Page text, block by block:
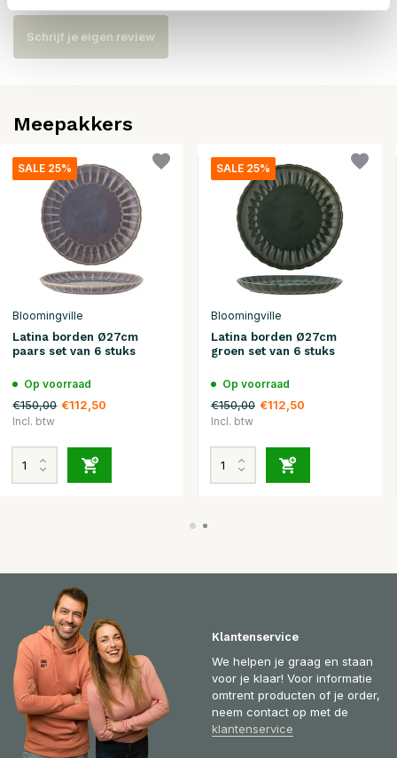
Schrijf je eigen review
Meepakkers
SALE 25%
Bloomingville
Latina borden Ø27cm
paars set van 6 stuks
Op voorraad
€150,00 €112,50
Incl. btw
SALE 25%
Bloomingville
Latina borden Ø27cm
groen set van 6 stuks
Op voorraad
€150,00 €112,50
Incl. btw
Klantenservice
We helpen je graag en staan
voor je klaar! Voor informatie
omtrent producten of je order,
neem contact op met de
klantenservice